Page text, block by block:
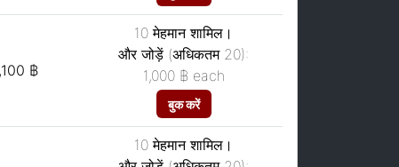
฿
10 मेहमान शामिल।
और जोड़ें (अधिकतम 20):
1,000 ฿ each
बुक करें
10 मेहमान शामिल।